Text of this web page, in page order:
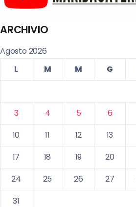
ARCHIVIO
Agosto 2026
L
M M G
3
4 5 6
10
11 12 13
17
18 19 20
24
25 26 27
31